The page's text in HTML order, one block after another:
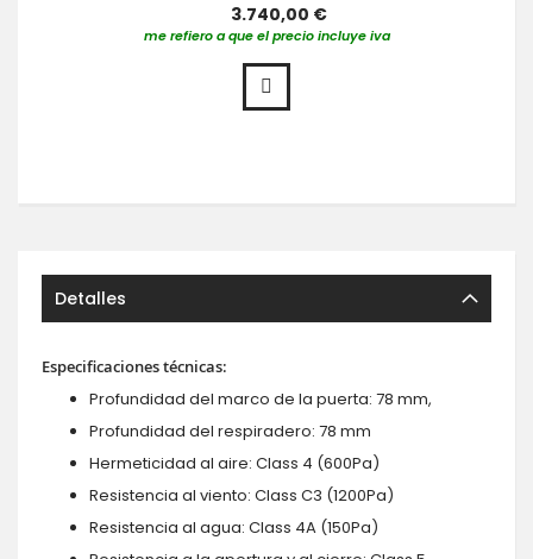
3.740,00 €
me refiero a que el precio incluye iva
Detalles
Especificaciones técnicas:
Profundidad del marco de la puerta: 78 mm,
Profundidad del respiradero: 78 mm
Hermeticidad al aire: Class 4 (600Pa)
Resistencia al viento: Class C3 (1200Pa)
Resistencia al agua: Class 4A (150Pa)